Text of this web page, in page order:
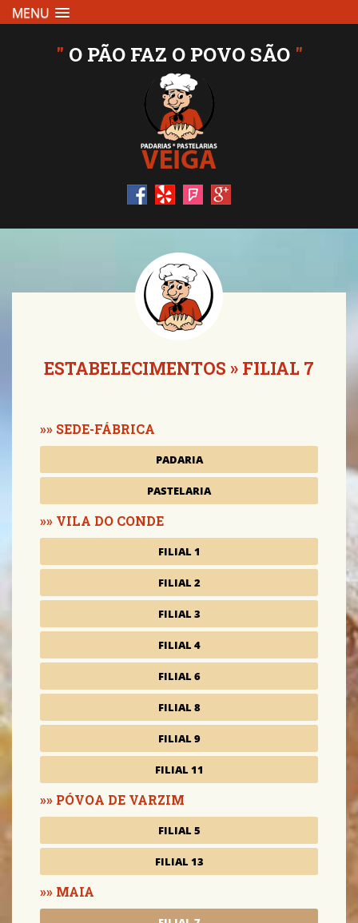
MENU
" O PÃO FAZ O POVO SÃO "
ESTABELECIMENTOS » FILIAL 7
SEDE-FÁBRICA
PADARIA
PASTELARIA
VILA DO CONDE
FILIAL 1
FILIAL 2
FILIAL 3
FILIAL 4
FILIAL 6
FILIAL 8
FILIAL 9
FILIAL 11
PÓVOA DE VARZIM
FILIAL 5
FILIAL 13
MAIA